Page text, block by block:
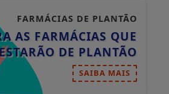
FARMÁCIAS DE PLANTÃO
AS FARMÁCIAS QUE
DE PLANTÃO
SAIBA MAIS